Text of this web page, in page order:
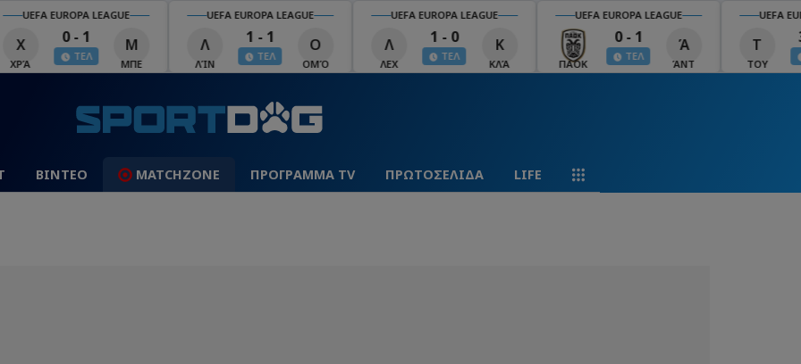
UEFA EUROPA LEAGUE
Χ
ΧΡΆ
0 - 1
ΤΕΛ
Μ
ΜΠΕ
UEFA EUROPA LEAGUE
Λ
ΛΊΝ
1 - 1
ΤΕΛ
Ο
ΟΜΌ
UEFA EUROPA LEAGUE
Λ
ΛΕΧ
1 - 0
ΤΕΛ
Κ
ΚΛΆ
UEFA EUROPA LEAGUE
ΠΑΟΚ
0 - 1
ΤΕΛ
Ά
ΆΝΤ
UEFA
Τ
ΤΟΥ
ΒΙΝΤΕΟ MATCHZONE ΠΡΟΓΡΑΜΜΑ TV ΠΡΩΤΟΣΕΛΙΔΑ LIFE